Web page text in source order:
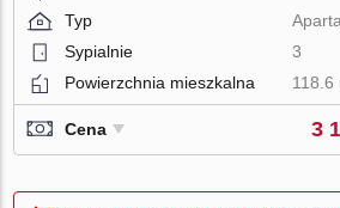
Typ
Sypialnie
3
Powierzchnia mieszkalna
118.6
Cena 3